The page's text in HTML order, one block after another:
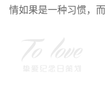
情如果是一种习惯，